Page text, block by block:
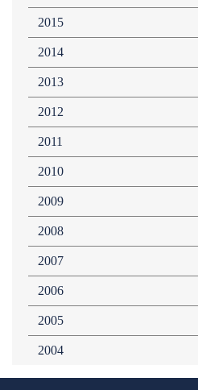
2015
2014
2013
2012
2011
2010
2009
2008
2007
2006
2005
2004